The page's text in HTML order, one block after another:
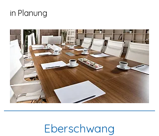
in Planung
Eberschwang